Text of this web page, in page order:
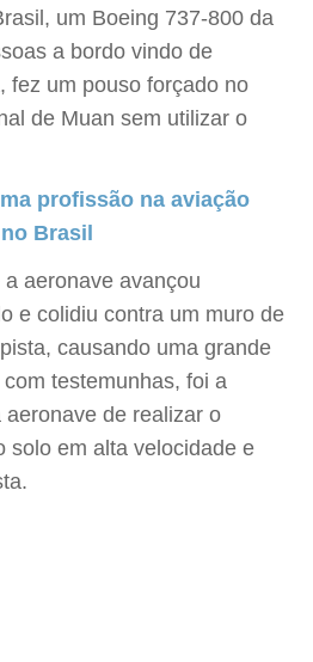
um Boeing 737-800 da
a bordo vindo de
fez um pouso forçado no
de Muan sem utilizar o
profissão na aviação
Brasil
aeronave avançou
e colidiu contra um muro de
causando uma grande
testemunhas, foi a
de realizar o
solo em alta velocidade e